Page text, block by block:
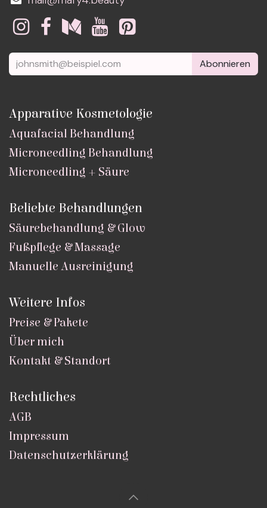
Abonnieren
Apparative Kosmetologie
Aquafacial Behandlung
Microneedling Behandlung
Microneedling + Säure
Beliebte Behandlungen
Säurebehandlung & Glow
Fußpflege & Massage
Manuelle Ausreinigung
Weitere Infos
Preise & Pakete
Über mich
Kontakt & Standort
Rechtliches
AGB
Impressum
Datenschutzerklärung